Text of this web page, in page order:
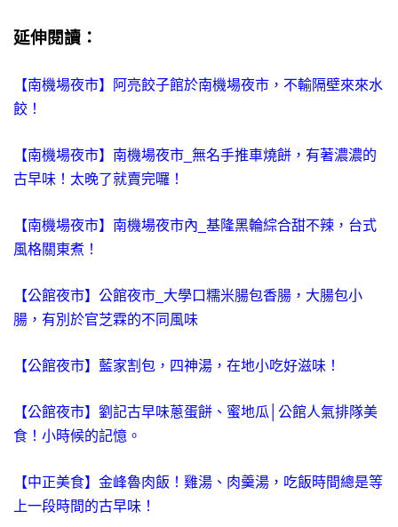
延伸閱讀：
【南機場夜市】阿亮餃子館於南機場夜市，不輸隔壁來來水
餃！
【南機場夜市】南機場夜市_無名手推車燒餅，有著濃濃的
古早味！太晚了就賣完囉！
【南機場夜市】南機場夜市內_基隆黑輪綜合甜不辣，台式
風格關東煮！
【公館夜市】公館夜市_大學口糯米腸包香腸，大腸包小
腸，有別於官芝霖的不同風味
【公館夜市】藍家割包，四神湯，在地小吃好滋味！
【公館夜市】劉記古早味蔥蛋餅、蜜地瓜│公館人氣排隊美
食！小時候的記憶。
【中正美食】金峰魯肉飯！雞湯、肉羹湯，吃飯時間總是等
上一段時間的古早味！